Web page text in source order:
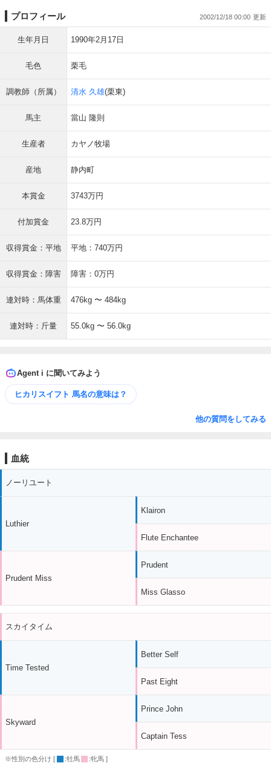
プロフィール 2002/12/18 00:00
生年月日 1990年2月17日
毛色 栗毛
調教師（所属） 清水 久雄(栗東)
馬主 當山 隆則
生産者 カヤノ牧場
産地 静内町
本賞金 3743万円
付加賞金 23.8万円
収得賞金：平地 平地：740万円
収得賞金：障害 障害：0万円
連対時：馬体重 476kg 〜 484kg
連対時：斤量 55.0kg 〜 56.0kg
Agent i に聞いてみよう
ヒカリスイフト 馬名の意味は？
他の質問をしてみる
血統
ノーリユート
Luthier
Prudent Miss
Klairon
Flute Enchantee
Prudent
Miss Glasso
スカイタイム
Time Tested
Skyward
Better Self
Past Eight
Prince John
Captain Tess
※性別の色分け [ :牡馬 :牝馬 ]